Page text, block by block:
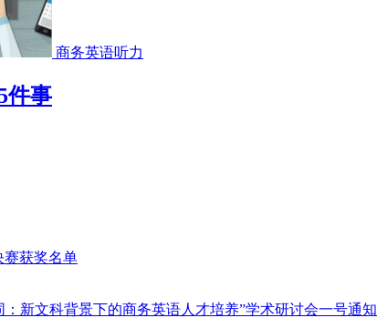
商务英语听力
件事
赛获奖名单
：新文科背景下的商务英语人才培养”学术研讨会一号通知